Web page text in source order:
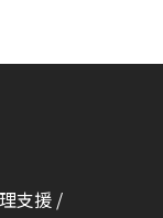
支援 /